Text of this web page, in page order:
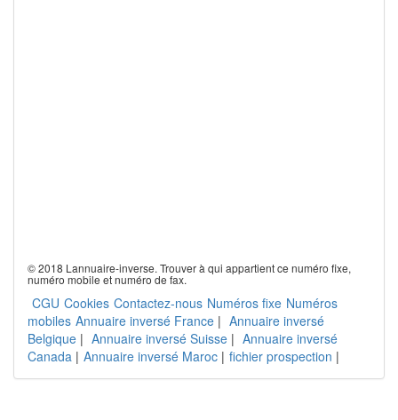
© 2018 Lannuaire-inverse. Trouver à qui appartient ce numéro fixe,
numéro mobile et numéro de fax.
CGU Cookies Contactez-nous Numéros fixe Numéros
mobiles Annuaire inversé France | Annuaire inversé
Belgique | Annuaire inversé Suisse | Annuaire inversé
Canada | Annuaire inversé Maroc | fichier prospection |